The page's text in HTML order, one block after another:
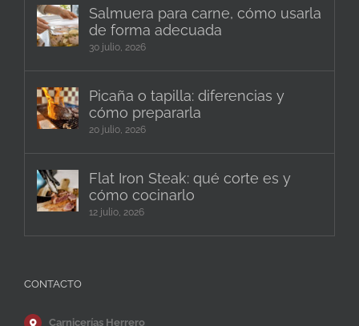
Salmuera para carne, cómo usarla
de forma adecuada
30 julio, 2026
Picaña o tapilla: diferencias y
cómo prepararla
20 julio, 2026
Flat Iron Steak: qué corte es y
cómo cocinarlo
12 julio, 2026
CONTACTO
Carnicerías Herrero